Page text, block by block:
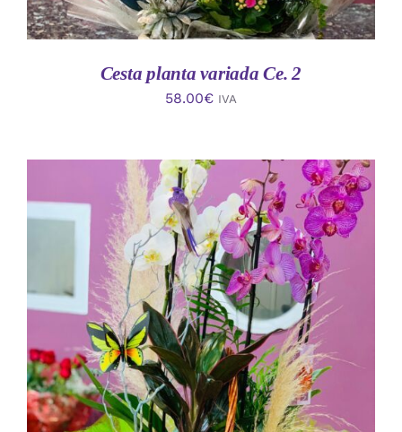
Cesta planta variada Ce. 2
58.00€ IVA
AÑADIR AL CARRITO
/
DETALLES